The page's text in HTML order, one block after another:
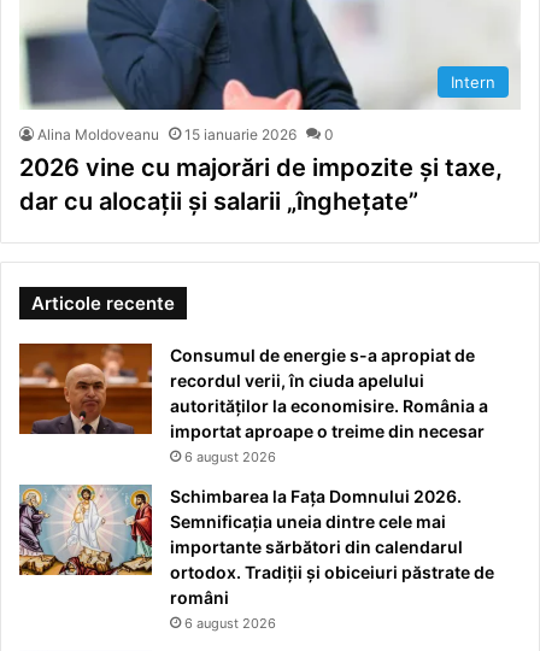
Intern
Alina Moldoveanu 15 ianuarie 2026 0
2026 vine cu majorări de impozite și taxe,
dar cu alocații și salarii „înghețate”
Articole recente
Consumul de energie s-a apropiat de
recordul verii, în ciuda apelului
autorităților la economisire. România a
importat aproape o treime din necesar
6 august 2026
Schimbarea la Fața Domnului 2026.
Semnificația uneia dintre cele mai
importante sărbători din calendarul
ortodox. Tradiții și obiceiuri păstrate de
români
6 august 2026